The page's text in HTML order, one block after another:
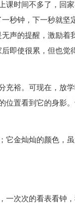
课时间不多了，回
秒钟，下一秒就坚
声的提醒，激励
即使很累，但也
充裕。可现在，放
位置看到它的身影
它金灿灿的颜色，
一次次的看表看钟